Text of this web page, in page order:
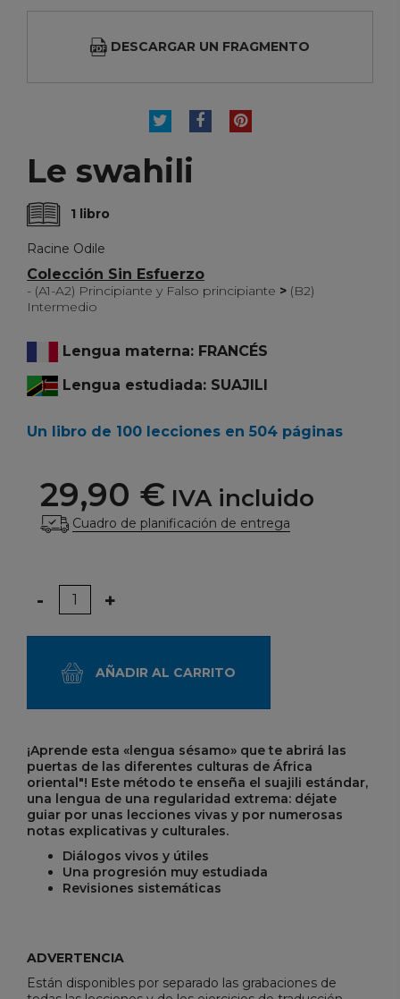
DESCARGAR UN FRAGMENTO
TUITEARCOMPARTIR
PINTEREST
Le swahili
1 libro
Racine Odile
Colección Sin Esfuerzo
- (A1-A2) Principiante y Falso principiante > (B2)
Intermedio
Lengua materna: FRANCÉS
Lengua estudiada: SUAJILI
Un libro de 100 lecciones en 504 páginas
29,90 € IVA incluido
Cuadro de planificación de entrega
Cantidad
- +
AÑADIR AL CARRITO
¡Aprende esta «lengua sésamo» que te abrirá las
puertas de las diferentes culturas de África
oriental"! Este método te enseña el suajili estándar,
una lengua de una regularidad extrema: déjate
guiar por unas lecciones vivas y por numerosas
notas explicativas y culturales.
Diálogos vivos y útiles
Una progresión muy estudiada
Revisiones sistemáticas
ADVERTENCIA
Están disponibles por separado las grabaciones de